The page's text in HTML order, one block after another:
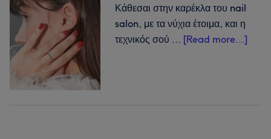
να
περιμένεις
Κάθεσαι στην καρέκλα του nail
salon, με τα νύχια έτοιμα, και η
τεχνικός σού … [Read more...]